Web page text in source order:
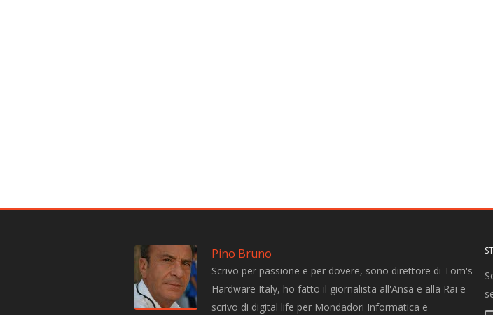
Pino Bruno
Scrivo per passione e per dovere, sono direttore di Tom's
Hardware Italy, ho fatto il giornalista all'Ansa e alla Rai e
scrivo di digital life per Mondadori Informatica e